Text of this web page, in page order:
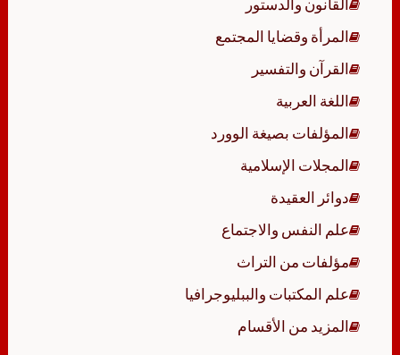
القانون والدستور
المرأة وقضايا المجتمع
القرآن والتفسير
اللغة العربية
المؤلفات بصيغة الوورد
المجلات الإسلامية
دوائر العقيدة
علم النفس والاجتماع
مؤلفات من التراث
علم المكتبات والببليوجرافيا
المزيد من الأقسام